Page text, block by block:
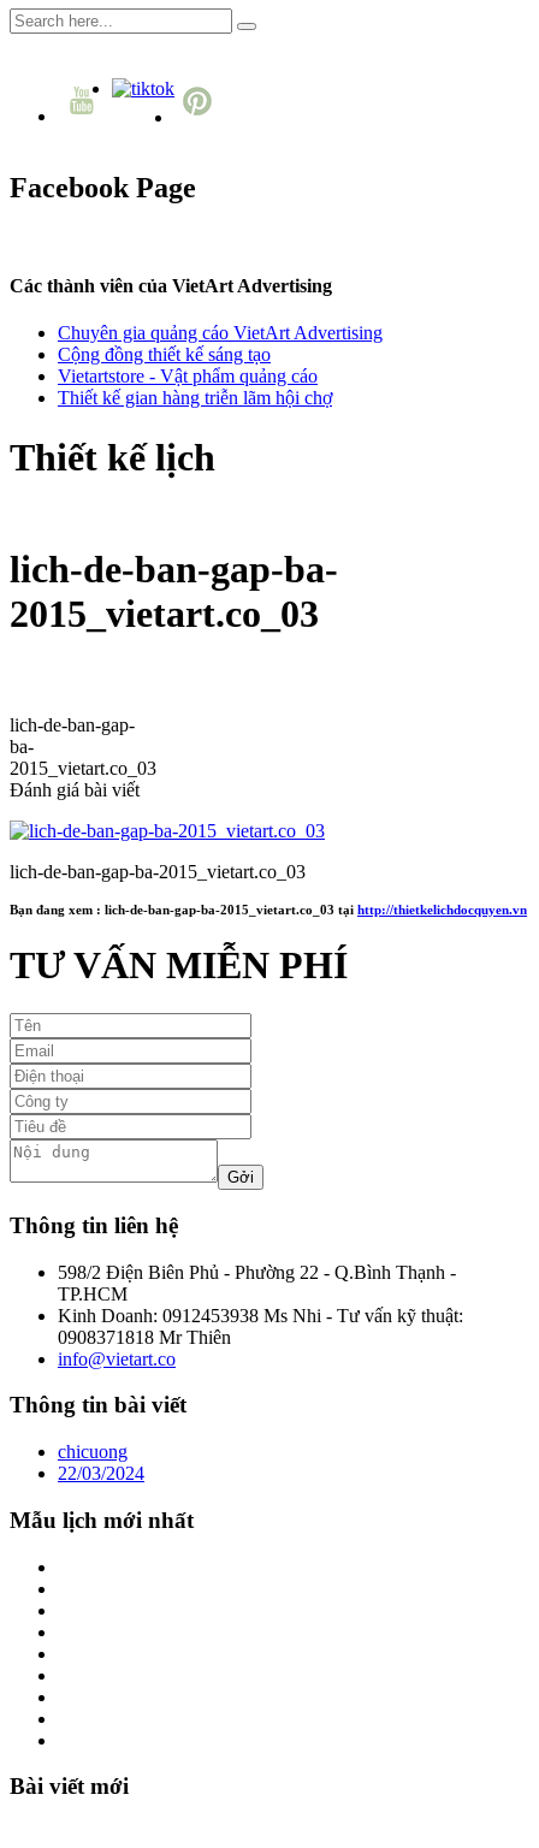
Facebook Page
Các thành viên của VietArt Advertising
Chuyên gia quảng cáo VietArt Advertising
Cộng đồng thiết kế sáng tạo
Vietartstore - Vật phẩm quảng cáo
Thiết kế gian hàng triễn lãm hội chợ
Thiết kế lịch
lich-de-ban-gap-ba-
2015_vietart.co_03
lich-de-ban-gap-
ba-
2015_vietart.co_03
Đánh giá bài viết
lich-de-ban-gap-ba-2015_vietart.co_03
Bạn đang xem : lich-de-ban-gap-ba-2015_vietart.co_03 tại http://thietkelichdocquyen.vn
TƯ VẤN MIỄN PHÍ
Thông tin liên hệ
598/2 Điện Biên Phủ - Phường 22 - Q.Bình Thạnh -
TP.HCM
Kinh Doanh: 0912453938 Ms Nhi - Tư vấn kỹ thuật:
0908371818 Mr Thiên
info@vietart.co
Thông tin bài viết
chicuong
22/03/2024
Mẫu lịch mới nhất
Bài viết mới